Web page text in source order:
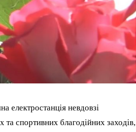
електростанція невдовзі
та спортивних благодійних заходів,